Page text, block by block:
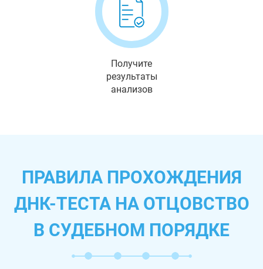
Получите
результаты
анализов
ПРАВИЛА ПРОХОЖДЕНИЯ
ДНК-ТЕСТА НА ОТЦОВСТВО
В СУДЕБНОМ ПОРЯДКЕ